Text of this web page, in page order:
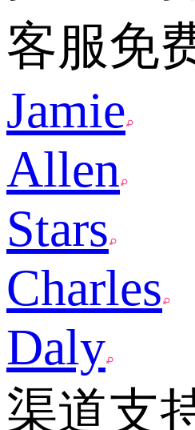
客服免
Jamie
Allen
Stars
Charles
Daly
渠道支